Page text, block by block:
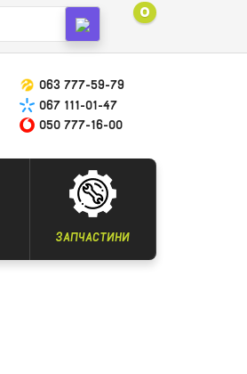
0
063 777-59-79
067 111-01-47
050 777-16-00
ЗАПЧАСТИНИ